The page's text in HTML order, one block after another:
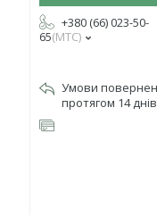
+380 (66) 023-50-
65 МТС
протягом 14 днів